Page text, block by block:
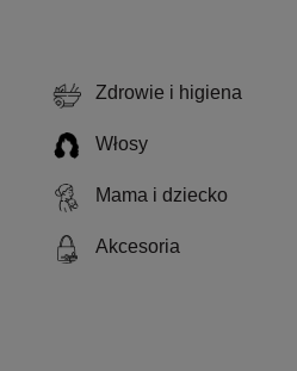
Zdrowie i higiena
Włosy
Mama i dziecko
Akcesoria